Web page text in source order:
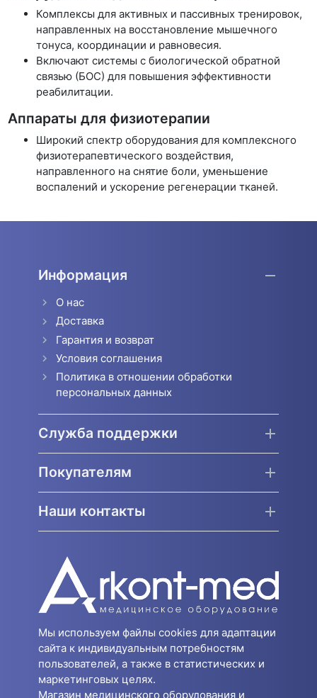
Комплексы для активных и пассивных тренировок,
направленных на восстановление мышечного
тонуса, координации и равновесия.
Включают системы с биологической обратной
связью (БОС) для повышения эффективности
реабилитации.
Аппараты для физиотерапии
Широкий спектр оборудования для комплексного
физиотерапевтического воздействия,
направленного на снятие боли, уменьшение
воспалений и ускорение регенерации тканей.
Информация
О нас
Доставка
Гарантия и возврат
Условия соглашения
Политика в отношении обработки
персональных данных
Служба поддержки
Покупателям
Наши контакты
Мы используем файлы cookies для адаптации
сайта к индивидуальным потребностям
пользователей, а также в статистических и
маркетинговых целях.
Магазин медицинского оборудования и